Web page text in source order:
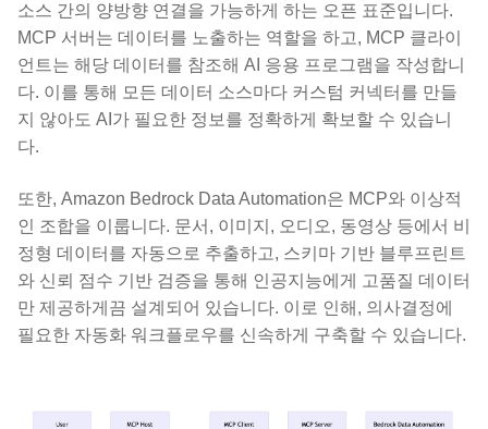
소스 간의 양방향 연결을 가능하게 하는 오픈 표준입니다.
MCP 서버는 데이터를 노출하는 역할을 하고, MCP 클라이
언트는 해당 데이터를 참조해 AI 응용 프로그램을 작성합니
다. 이를 통해 모든 데이터 소스마다 커스텀 커넥터를 만들
지 않아도 AI가 필요한 정보를 정확하게 확보할 수 있습니
다.
또한, Amazon Bedrock Data Automation은 MCP와 이상적
인 조합을 이룹니다. 문서, 이미지, 오디오, 동영상 등에서 비
정형 데이터를 자동으로 추출하고, 스키마 기반 블루프린트
와 신뢰 점수 기반 검증을 통해 인공지능에게 고품질 데이터
만 제공하게끔 설계되어 있습니다. 이로 인해, 의사결정에
필요한 자동화 워크플로우를 신속하게 구축할 수 있습니다.